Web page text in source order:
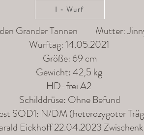
I - Wurf
Grander Tannen Mutter:
Wurftag: 14.05.2021
Größe: 69 cm
Gewicht: 42,5 kg
HD-frei A2
Schilddrüse: Ohne Befund
SOD1: N/DM (heterozygoter
Eickhoff 22.04.2023